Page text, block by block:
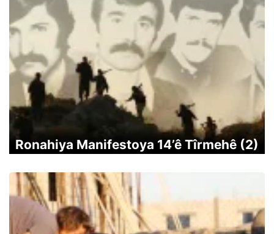
Ronahiya Manifestoya 14’ê Tîrmehê (2)